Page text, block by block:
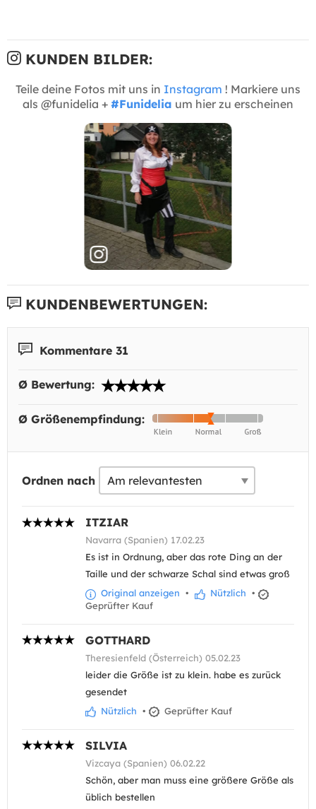
KUNDEN BILDER:
Teile deine Fotos mit uns in Instagram ! Markiere uns
als @funidelia + #Funidelia um hier zu erscheinen
KUNDENBEWERTUNGEN:
Kommentare 31
Ø Bewertung:
Ø Größenempfindung:
Ordnen nach
ITZIAR
Navarra (Spanien) 17.02.23
Es ist in Ordnung, aber das rote Ding an der
Taille und der schwarze Schal sind etwas groß
Original anzeigen • Nützlich •
Geprüfter Kauf
GOTTHARD
Theresienfeld (Österreich) 05.02.23
leider die Größe ist zu klein. habe es zurück
gesendet
Nützlich • Geprüfter Kauf
SILVIA
Vizcaya (Spanien) 06.02.22
Schön, aber man muss eine größere Größe als
üblich bestellen